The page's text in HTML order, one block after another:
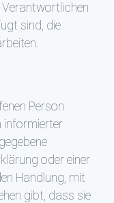
sind, die
Person
informierter
oder einer
Handlung, mit
gibt, dass sie